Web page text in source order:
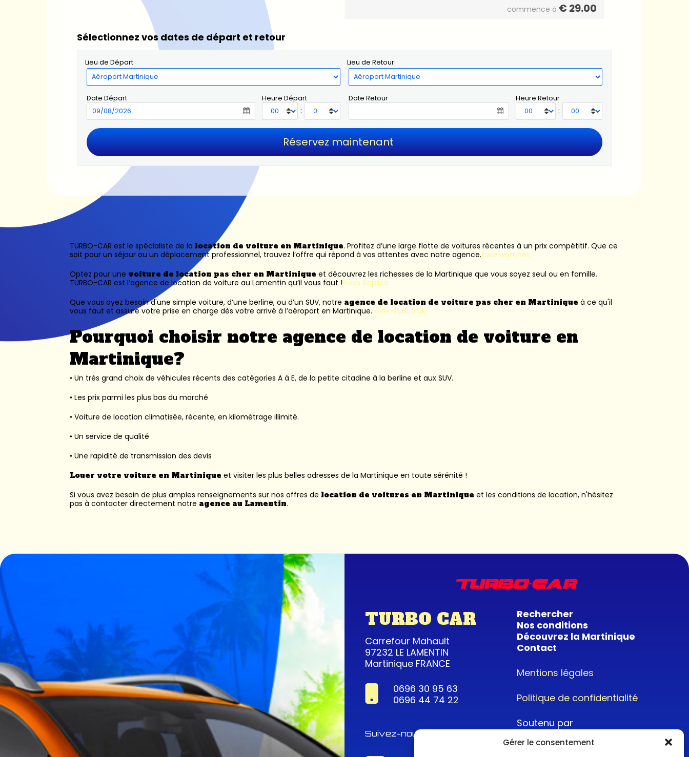
Gérer le consentement
commence à € 29.00
Sélectionnez vos dates de départ et retour
Lieu de Départ Lieu de Retour
Date Départ Heure Départ
:
Date Retour Heure Retour
:
TURBO-CAR est le spécialiste de la location de voiture en Martinique. Profitez d’une large flotte de voitures récentes à un prix compétitif. Que ce
soit pour un séjour ou un déplacement professionnel, trouvez l’offre qui répond à vos attentes avec notre agence.fake watches
Optez pour une voiture de location pas cher en Martinique et découvrez les richesses de la Martinique que vous soyez seul ou en famille.
TURBO-CAR est l’agence de location de voiture au Lamentin qu’il vous faut !Rolex Replica
Que vous ayez besoin d'une simple voiture, d’une berline, ou d’un SUV, notre agence de location de voiture pas cher en Martinique à ce qu'il
vous faut et assure votre prise en charge dès votre arrivé à l’aéroport en Martinique.rolex replica uk
Pourquoi choisir notre agence de location de voiture en
Martinique?
• Un très grand choix de véhicules récents des catégories A à E, de la petite citadine à la berline et aux SUV.
• Les prix parmi les plus bas du marché
• Voiture de location climatisée, récente, en kilométrage illimité.
• Un service de qualité
• Une rapidité de transmission des devis
Louer votre voiture en Martinique et visiter les plus belles adresses de la Martinique en toute sérénité !
Si vous avez besoin de plus amples renseignements sur nos offres de location de voitures en Martinique et les conditions de location, n'hésitez
pas à contacter directement notre agence au Lamentin.
TURBO CAR
Carrefour Mahault
97232 LE LAMENTIN
Martinique FRANCE
0696 30 95 63
0696 44 74 22
Suivez-nous !
Rechercher
Nos conditions
Découvrez la Martinique
Contact
Mentions légales
Politique de confidentialité
Soutenu par